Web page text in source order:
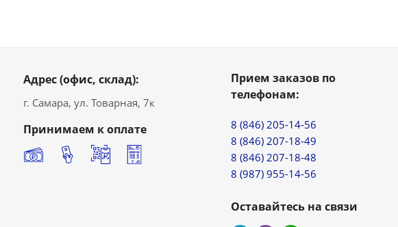
Адрес (офис, склад):
г. Самара, ул. Товарная, 7к
Принимаем к оплате
Прием заказов по
телефонам:
8 (846) 205-14-56
8 (846) 207-18-49
8 (846) 207-18-48
8 (987) 955-14-56
Оставайтесь на связи